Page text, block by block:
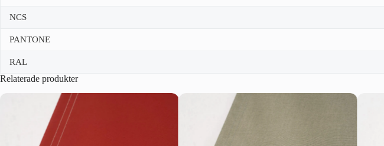
NCS
PANTONE
RAL
Relaterade produkter